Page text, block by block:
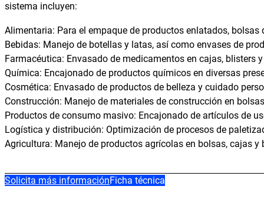
sistema incluyen:
Alimentaria: Para el empaque de productos enlatados,
Bebidas: Manejo de botellas y latas, así como envases de
Farmacéutica: Envasado de medicamentos en cajas,
Química: Encajonado de productos químicos en diversas
Cosmética: Envasado de productos de belleza y cuidado
Construcción: Manejo de materiales de construcción en
Productos de consumo masivo: Encajonado de artículos de
Logística y distribución: Optimización de procesos de
Agricultura: Manejo de productos agrícolas en bolsas, cajas
Solicita más informaciónFicha técnica